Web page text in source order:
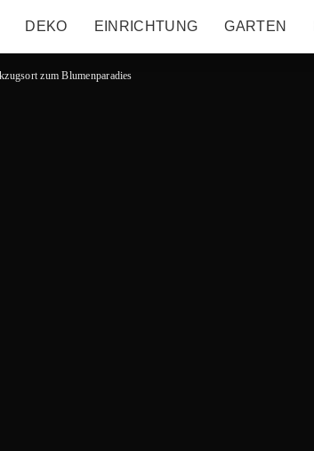
DEKO EINRICHTUNG GARTEN
zum Blumenparadies